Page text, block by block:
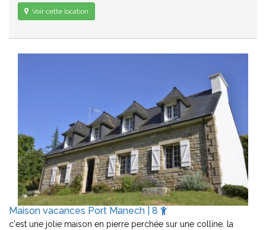
Voir cette location
Maison vacances Port Manech | 8
c'est une jolie maison en pierre perchée sur une colline. la